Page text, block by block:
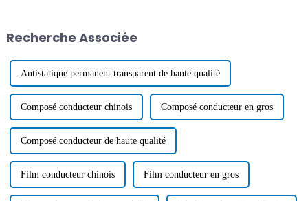
Recherche Associée
Antistatique permanent transparent de haute qualité
Composé conducteur chinois Composé conducteur en gros
Composé conducteur de haute qualité
Film conducteur chinois Film conducteur en gros